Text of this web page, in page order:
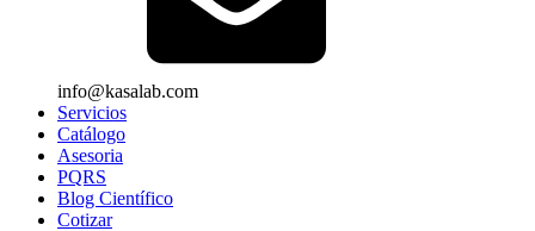
info@kasalab.com
Servicios
Catálogo
Asesoria
PQRS
Blog Científico
Cotizar